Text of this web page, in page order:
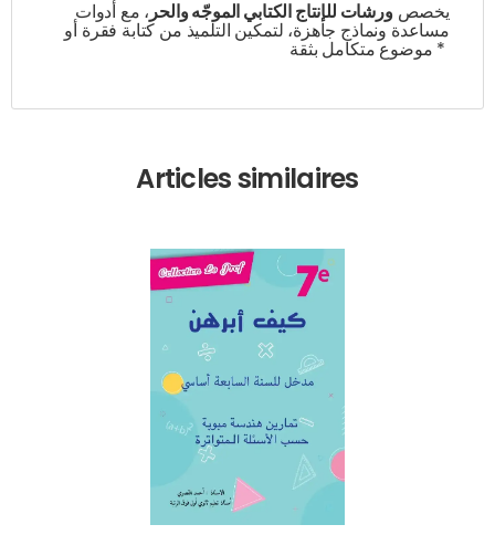
يخصصورشات للإنتاج الكتابي الموجّه والحر، مع أدوات
مساعدة ونماذج جاهزة، لتمكين التلميذ من كتابة فقرة أو
موضوع متكامل بثقة *
Articles similaires